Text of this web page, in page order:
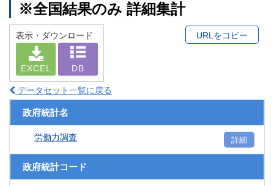
※全国結果のみ 詳細集計
表示・ダウンロード
EXCEL DB
URLをコピー
データセット一覧に戻る
政府統計名
労働力調査 詳細
政府統計コード